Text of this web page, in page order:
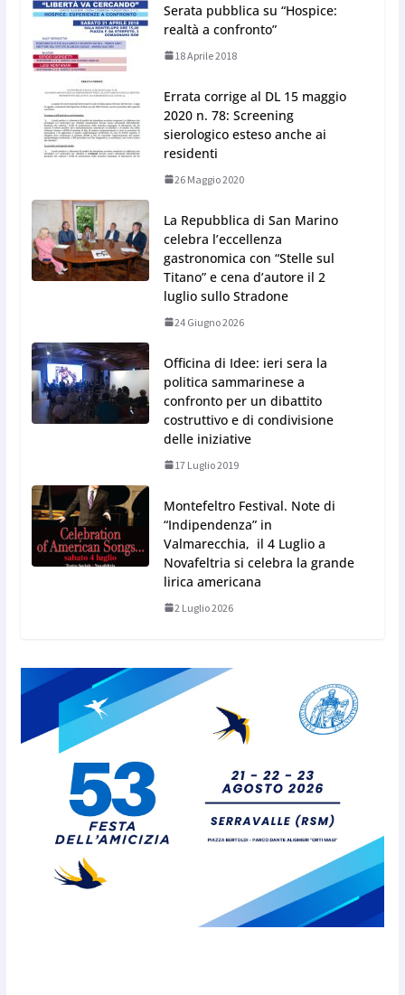
Serata pubblica su “Hospice:
realtà a confronto”
18 Aprile 2018
Errata corrige al DL 15 maggio
2020 n. 78: Screening
sierologico esteso anche ai
residenti
26 Maggio 2020
La Repubblica di San Marino
celebra l’eccellenza
gastronomica con “Stelle sul
Titano” e cena d’autore il 2
luglio sullo Stradone
24 Giugno 2026
Officina di Idee: ieri sera la
politica sammarinese a
confronto per un dibattito
costruttivo e di condivisione
delle iniziative
17 Luglio 2019
Montefeltro Festival. Note di
“Indipendenza” in
Valmarecchia, il 4 Luglio a
Novafeltria si celebra la grande
lirica americana
2 Luglio 2026